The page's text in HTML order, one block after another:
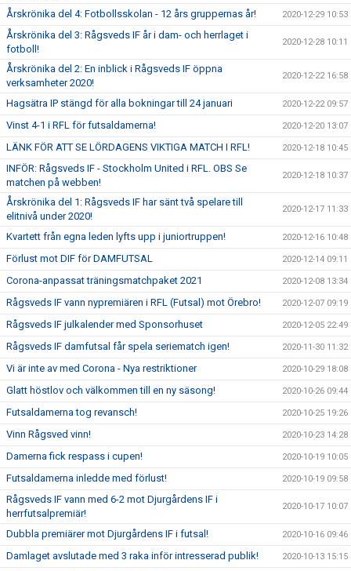
Årskrönika del 4: Fotbollsskolan - 12 års gruppernas år! 2020-12-29 10:53
Årskrönika del 3: Rågsveds IF år i dam- och herrlaget i
fotboll!
2020-12-28 10:11
Årskrönika del 2: En inblick i Rågsveds IF öppna
verksamheter 2020!
2020-12-22 16:58
Hagsätra IP stängd för alla bokningar till 24 januari 2020-12-22 09:57
Vinst 4-1 i RFL för futsaldamerna! 2020-12-20 13:07
LÄNK FÖR ATT SE LÖRDAGENS VIKTIGA MATCH I RFL! 2020-12-18 10:45
INFÖR: Rågsveds IF - Stockholm United i RFL. OBS Se
matchen på webben!
2020-12-18 10:37
Årskrönika del 1: Rågsveds IF har sänt två spelare till
elitnivå under 2020!
2020-12-17 11:33
Kvartett från egna leden lyfts upp i juniortruppen! 2020-12-16 10:48
Förlust mot DIF för DAMFUTSAL 2020-12-14 09:11
Corona-anpassat träningsmatchpaket 2021 2020-12-08 13:34
Rågsveds IF vann nypremiären i RFL (Futsal) mot Örebro! 2020-12-07 09:19
Rågsveds IF julkalender med Sponsorhuset 2020-12-05 22:49
Rågsveds IF damfutsal får spela seriematch igen! 2020-11-30 11:32
Vi är inte av med Corona - Nya restriktioner 2020-10-29 18:08
Glatt höstlov och välkommen till en ny säsong! 2020-10-26 09:44
Futsaldamerna tog revansch! 2020-10-25 19:26
Vinn Rågsved vinn! 2020-10-23 14:28
Damerna fick respass i cupen! 2020-10-19 10:05
Futsaldamerna inledde med förlust! 2020-10-19 09:58
Rågsveds IF vann med 6-2 mot Djurgårdens IF i
herrfutsalpremiär!
2020-10-17 10:07
Dubbla premiärer mot Djurgårdens IF i futsal! 2020-10-16 09:46
Damlaget avslutade med 3 raka inför intresserad publik! 2020-10-13 15:15